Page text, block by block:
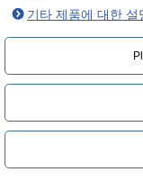
기타 제품에 대한 설